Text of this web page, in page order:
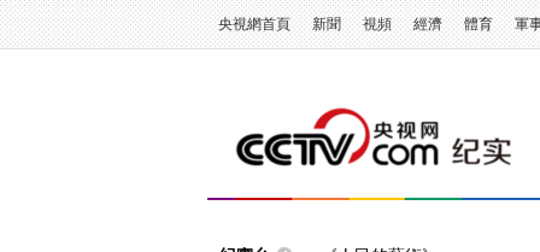
央視網首頁 新聞 視頻 經濟 體育 軍